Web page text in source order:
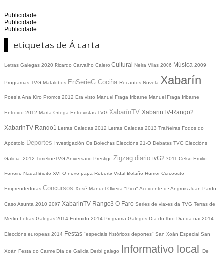
Publicidade
Publicidade
Publicidade
etiquetas de Á carta
Letras Galegas 2020 Ricardo Carvalho Calero Cultural Neira Vilas 2006 Música 2009
Programas TVG Matalobos EnSerieG Cociña Recantos Novela Xabarín
Poesía Ana Kiro Promos 2012 Era visto Manuel Fraga Iribarne Manuel Fraga Iribarne
Entroido 2012 Marta Ortega Entrevistas TVG XabarínTV XabarinTV-Rango2
XabarinTV-Rango1 Letras Galegas 2012 Letras Galegas 2013 Traiñeiras Fogos do
Apóstolo Deportes Investigación Os Bolechas Eleccións 21-O Debates TVG Eleccións
Galicia_2012 TimelineTVG Aniversario Prestige Zigzag diario tvG2 2011 Celso Emilio
Ferreiro Nadal Bieito XVI O novo papa Roberto Vidal Bolaño Humor Corcoesto
Emprendedoras Concursos Xosé Manuel Olveira "Pico" Accidente de Angrois Juan Pardo
Caso Asunta 2010 2007 XabarinTV-Rango3 O Faro Series de viaxes da TVG Terras de
Merlín Letras Galegas 2014 Entroido 2014 Programa Galegos Día do libro Día da nai 2014
Eleccións europeas 2014 Festas "especiais históricos deportes" San Xoán Especial San
Xoán Festa do Carme Día de Galicia Derbi galego Informativo local De